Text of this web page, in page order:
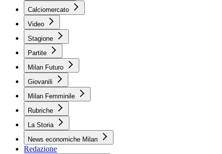
Calciomercato
Video
Stagione
Partite
Milan Futuro
Giovanili
Milan Femminile
Rubriche
La Storia
News economiche Milan
Redazione